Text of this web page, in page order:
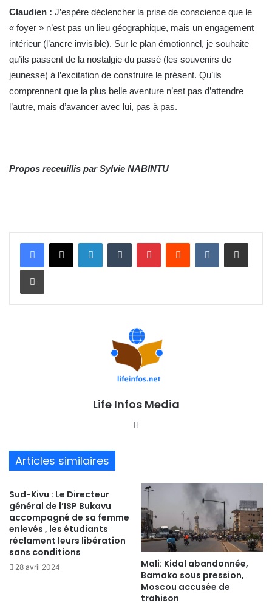
Claudien : J’espère déclencher la prise de conscience que le
« foyer » n’est pas un lieu géographique, mais un engagement
intérieur (l’ancre invisible). Sur le plan émotionnel, je souhaite
qu’ils passent de la nostalgie du passé (les souvenirs de
jeunesse) à l’excitation de construire le présent. Qu’ils
comprennent que la plus belle aventure n’est pas d’attendre
l’autre, mais d’avancer avec lui, pas à pas.
Propos receuillis par Sylvie NABINTU
Life Infos Media
Articles similaires
Sud-Kivu : Le Directeur
général de l’ISP Bukavu
accompagné de sa femme
enlevés , les étudiants
réclament leurs libération
sans conditions
28 avril 2024
Mali: Kidal abandonnée,
Bamako sous pression,
Moscou accusée de
trahison